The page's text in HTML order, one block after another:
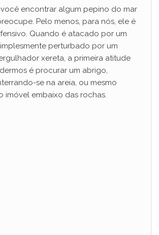
encontrar algum pepino do mar
Pelo menos, para nós, ele é
Quando é atacado por um
perturbado por um
xereta, a primeira atitude
é procurar um abrigo,
se na areia, ou mesmo
imóvel embaixo das rochas.